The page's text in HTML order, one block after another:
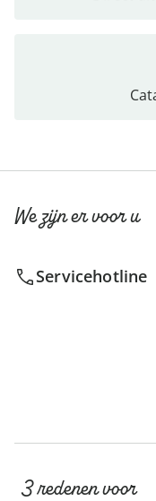
We zijn er voor u
Servicehotline
3 redenen voor